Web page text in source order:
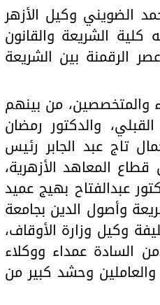
الضويني وكيل الأزهر
كلية الشريعة والقانون
الرقمنة بين الشريعة
والمتخصصين، من بينهم
والدكتور رمضان
تاج عبد الجابر رئيس
المعاهد الأزهرية،
عبدالفتاح بهيج عميد
وأصول الدين بجامعة
وكيل وزارة الأوقاف،
السادة عمداء ووكلاء
والعاملين وحشد كبير من